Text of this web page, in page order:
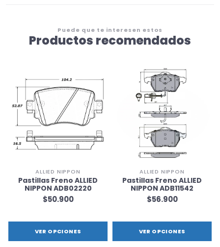
Puede que te interesen estos
Productos recomendados
ALLIED NIPPON
Pastillas Freno ALLIED
NIPPON ADB02220
$50.900
VER OPCIONES
ALLIED NIPPON
Pastillas Freno ALLIED
NIPPON ADB11542
$56.900
VER OPCIONES